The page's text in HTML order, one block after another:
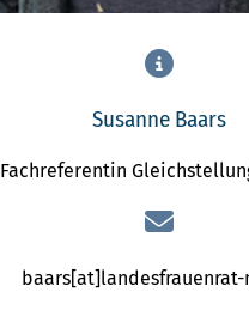
Susanne Baars
Fachreferentin
baars[at]landesfrauenrat-